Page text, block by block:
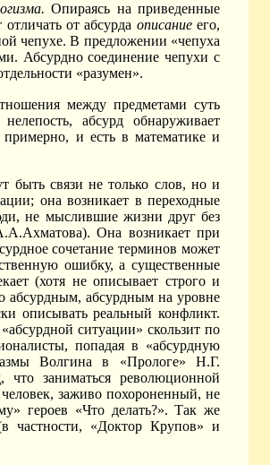
Опираясь на приведенные
отличать от абсурда описаниеего,
чепухе. В предложении «чепуха
Абсурдно соединение чепухи с
«разумен».
между предметами суть
абсурд обнаруживает
и есть в математике и
быть связи не только слов, но и
она возникает в переходные
не мыслившие жизни друг без
Она возникает при
сочетание терминов может
ошибку, а существенные
(хотя не описывает строго и
абсурдным, абсурдным на уровне
описывать реальный конфликт.
ситуации» скользит по
попадая в «абсурдную
Волгина в «Прологе» Н.Г.
что заниматься революционной
заживо похороненный, не
героев «Что делать?». Так же
частности, «Доктор Крупов» и